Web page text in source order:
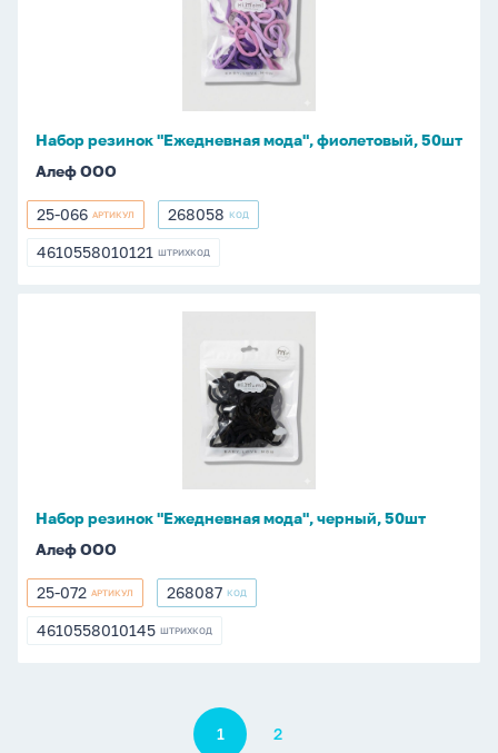
Набор резинок "Ежедневная мода", фиолетовый, 50шт
Алеф ООО
25-
066
25-066 АРТИКУЛ 268058
268058 КОД
4610558010121
4610558010121 ШТРИХКОД
Набор резинок "Ежедневная мода", черный, 50шт
Алеф ООО
25-
072
25-072 АРТИКУЛ 268087
268087 КОД
4610558010145
4610558010145 ШТРИХКОД
1 2